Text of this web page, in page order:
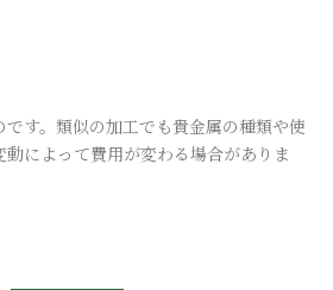
す。類似の加工でも貴金属の種類や使
によって費用が変わる場合がありま